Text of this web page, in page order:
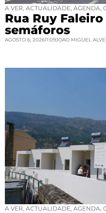
A VER, ACTUALIDADE, AGENDA,
Rua Ruy
semáforos
AGOSTO 6, 202611:09JOAO MIGUEL
A VER, ACTUALIDADE, AGENDA,